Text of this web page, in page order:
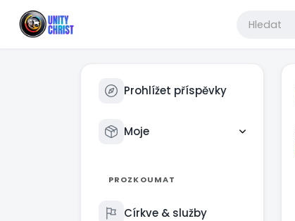
Prohlížet příspěvky
Moje
PROZKOUMAT
Církve & služby